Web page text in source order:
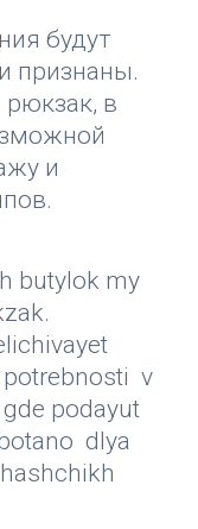
будут
признаны.
в
и
butylok my
potrebnosti v
podayut
dlya